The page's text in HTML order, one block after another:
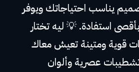
يناسب احتياجاتك ويوفر
استفادة. 💡 ليه تختار
قوية ومتينة تعيش معاك
عصرية وألوان